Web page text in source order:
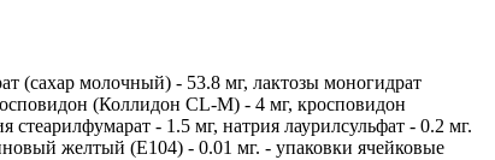
(сахар молочный) - 53.8 мг, лактозы моногидрат
(Коллидон CL-M) - 4 мг, кросповидон
- 1.5 мг, натрия лаурилсульфат - 0.2 мг.
желтый (Е104) - 0.01 мг. - упаковки ячейковые